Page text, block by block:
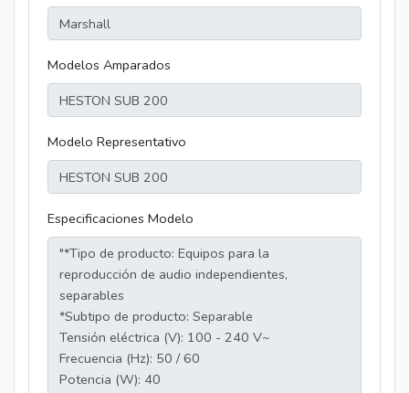
Modelos Amparados
Modelo Representativo
Especificaciones Modelo